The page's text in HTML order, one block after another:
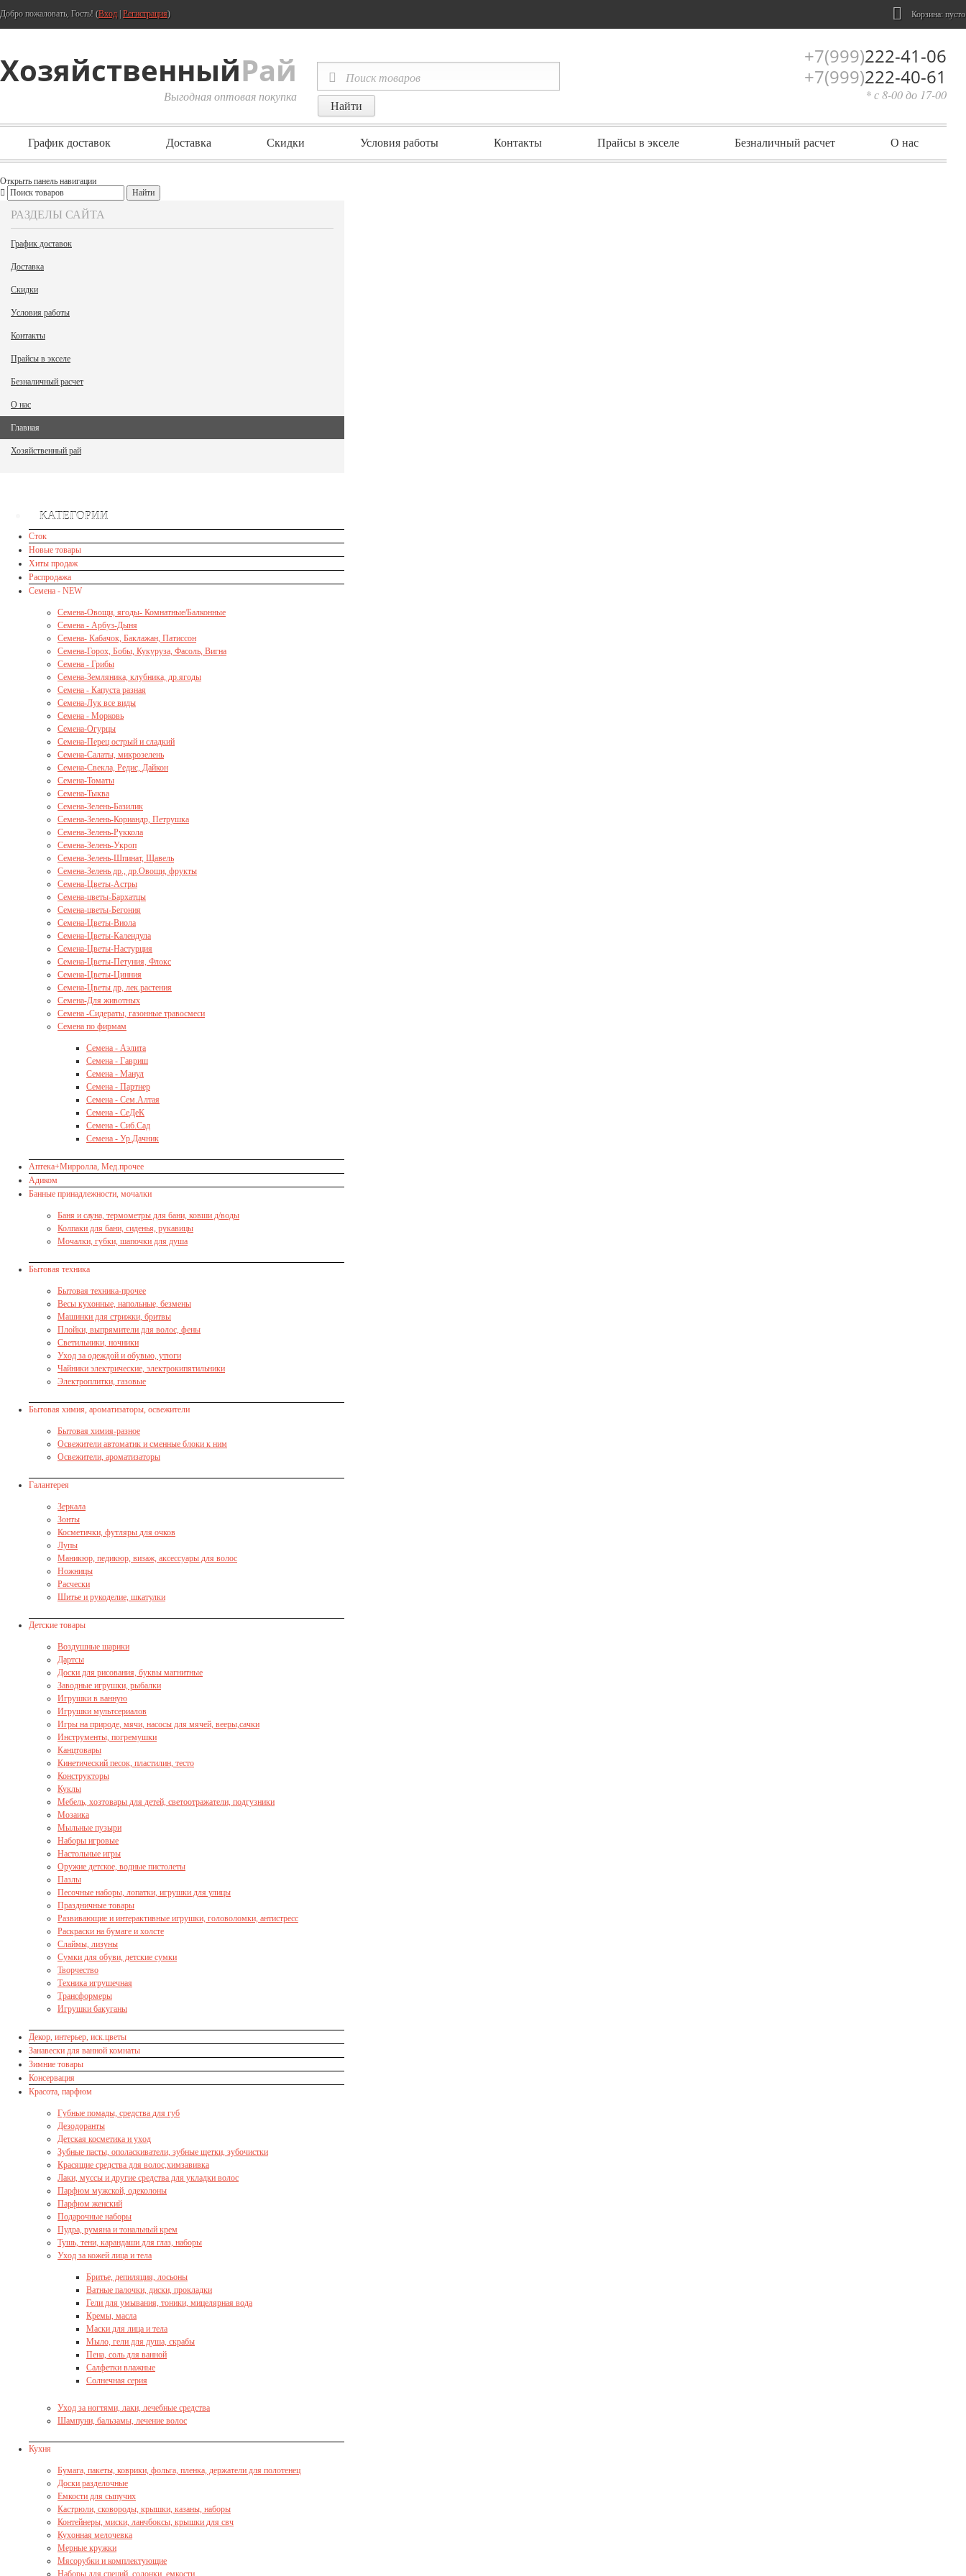
Добро пожаловать, Гость! (Вход Регистрация) Корзина: пусто
ХозяйственныйРай
Выгодная оптовая покупка
+7(999)222-41-06
+7(999)222-40-61
* с 8-00 до 17-00
График доставок Доставка Скидки Условия работы Контакты Прайсы в экселе Безналичный расчет О нас
Открыть панель навигации
РАЗДЕЛЫ САЙТА
График доставок
Доставка
Скидки
Условия работы
Контакты
Прайсы в экселе
Безналичный расчет
О нас
Главная
Хозяйственный рай
КАТЕГОРИИ
Сток
Новые товары
Хиты продаж
Распродажа
Семена - NEW
Семена-Овощи, ягоды- Комнатные/Балконные
Семена - Арбуз-Дыня
Семена- Кабачок, Баклажан, Патиссон
Семена-Горох, Бобы, Кукуруза, Фасоль, Вигна
Семена - Грибы
Семена-Земляника, клубника, др.ягоды
Семена - Капуста разная
Семена-Лук все виды
Семена - Морковь
Семена-Огурцы
Семена-Перец острый и сладкий
Семена-Салаты, микрозелень
Семена-Свекла, Редис, Дайкон
Семена-Томаты
Семена-Тыква
Семена-Зелень-Базилик
Семена-Зелень-Кориандр, Петрушка
Семена-Зелень-Руккола
Семена-Зелень-Укроп
Семена-Зелень-Шпинат, Щавель
Семена-Зелень др., др.Овощи, фрукты
Семена-Цветы-Астры
Семена-цветы-Бархатцы
Семена-цветы-Бегония
Семена-Цветы-Виола
Семена-Цветы-Календула
Семена-Цветы-Настурция
Семена-Цветы-Петуния, Флокс
Семена-Цветы-Цинния
Семена-Цветы др, лек.растения
Семена-Для животных
Семена -Сидераты, газонные травосмеси
Семена по фирмам
Семена - Аэлита
Семена - Гавриш
Семена - Манул
Семена - Партнер
Семена - Сем.Алтая
Семена - СеДеК
Семена - Сиб.Сад
Семена - Ур.Дачник
Аптека+Мирролла, Мед.прочее
Адиком
Банные принадлежности, мочалки
Баня и сауна, термометры для бани, ковши д/воды
Колпаки для бани, сиденья, рукавицы
Мочалки, губки, шапочки для душа
Бытовая техника
Бытовая техника-прочее
Весы кухонные, напольные, безмены
Машинки для стрижки, бритвы
Плойки, выпрямители для волос, фены
Светильники, ночники
Уход за одеждой и обувью, утюги
Чайники электрические, электрокипятильники
Электроплитки, газовые
Бытовая химия, ароматизаторы, освежители
Бытовая химия-разное
Освежители автоматик и сменные блоки к ним
Освежители, ароматизаторы
Галантерея
Зеркала
Зонты
Косметички, футляры для очков
Лупы
Маникюр, педикюр, визаж, аксессуары для волос
Ножницы
Расчески
Шитье и рукоделие, шкатулки
Детские товары
Воздушные шарики
Дартсы
Доски для рисования, буквы магнитные
Заводные игрушки, рыбалки
Игрушки в ванную
Игрушки мультсериалов
Игры на природе, мячи, насосы для мячей, вееры,сачки
Инструменты, погремушки
Канцтовары
Кинетический песок, пластилин, тесто
Конструкторы
Куклы
Мебель, хозтовары для детей, светоотражатели, подгузники
Мозаика
Мыльные пузыри
Наборы игровые
Настольные игры
Оружие детское, водные пистолеты
Пазлы
Песочные наборы, лопатки, игрушки для улицы
Праздничные товары
Развивающие и интерактивные игрушки, головоломки, антистресс
Раскраски на бумаге и холсте
Слаймы, лизуны
Сумки для обуви, детские сумки
Творчество
Техника игрушечная
Трансформеры
Игрушки бакуганы
Декор, интерьер, иск.цветы
Занавески для ванной комнаты
Зимние товары
Консервация
Красота, парфюм
Губные помады, средства для губ
Дезодоранты
Детская косметика и уход
Зубные пасты, ополаскиватели, зубные щетки, зубочистки
Красящие средства для волос,химзавивка
Лаки, муссы и другие средства для укладки волос
Парфюм мужской, одеколоны
Парфюм женский
Подарочные наборы
Пудра, румяна и тональный крем
Тушь, тени, карандаши для глаз, наборы
Уход за кожей лица и тела
Бритье, депиляция, лосьоны
Ватные палочки, диски, прокладки
Гели для умывания, тоники, мицелярная вода
Кремы, масла
Маски для лица и тела
Мыло, гели для душа, скрабы
Пена, соль для ванной
Салфетки влажные
Солнечная серия
Уход за ногтями, лаки, лечебные средства
Шампуни, бальзамы, лечение волос
Кухня
Бумага, пакеты, коврики, фольга, пленка, держатели для полотенец
Доски разделочные
Емкости для сыпучих
Кастрюли, сковороды, крышки, казаны, наборы
Контейнеры, миски, ланчбоксы, крышки для свч
Кухонная мелочевка
Мерные кружки
Мясорубки и комплектующие
Наборы для специй, солонки, емкости